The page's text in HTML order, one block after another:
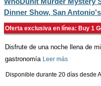
Dinner Show, San
Oferta exclusiva en línea: Buy 1
Disfrute de una noche llena de
gastronomía Leer más
Disponible durante 20 días desde